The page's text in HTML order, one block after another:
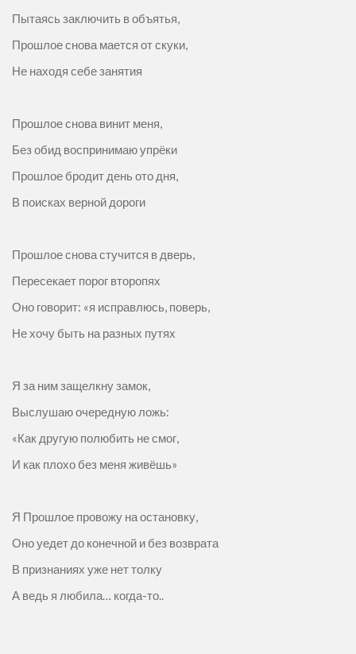
Пытаясь заключить в объятья,
Прошлое снова мается от скуки,
Не находя себе занятия
Прошлое снова винит меня,
Без обид воспринимаю упрёки
Прошлое бродит день ото дня,
В поисках верной дороги
Прошлое снова стучится в дверь,
Пересекает порог второпях
Оно говорит: «я исправлюсь, поверь,
Не хочу быть на разных путях
Я за ним защелкну замок,
Выслушаю очередную ложь:
«Как другую полюбить не смог,
И как плохо без меня живёшь»
Я Прошлое провожу на остановку,
Оно уедет до конечной и без возврата
В признаниях уже нет толку
А ведь я любила… когда-то..